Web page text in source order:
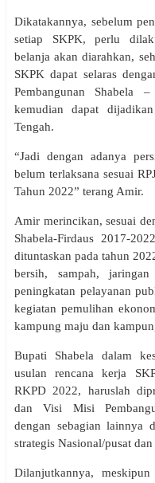
Dikatakannya, sebelum
setiap SKPK, perlu
belanja akan diarahkan,
SKPK dapat selaras
Pembangunan
kemudian dapat
Tengah.
“Jadi dengan adanya
belum terlaksana sesuai
Tahun 2022” terang Amir.
Amir merincikan, sesuai
Shabela-Firdaus 2017-
dituntaskan pada tahun
bersih, sampah,
peningkatan pelayanan
kegiatan pemulihan
kampung maju dan
Bupati Shabela dalam
usulan rencana kerja
RKPD 2022, haruslah
dan Visi Misi
dengan sebagian lainnya
strategis Nasional/pusat
Dilanjutkannya,